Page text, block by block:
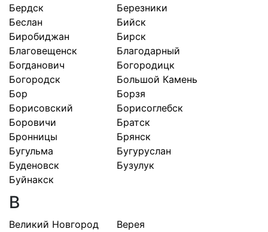
Бердск
Березники
Беслан
Бийск
Биробиджан
Бирск
Благовещенск
Благодарный
Богданович
Богородицк
Богородск
Большой Камень
Бор
Борзя
Борисовский
Борисоглебск
Боровичи
Братск
Бронницы
Брянск
Бугульма
Бугуруслан
Буденовск
Бузулук
Буйнакск
В
Великий Новгород
Верея